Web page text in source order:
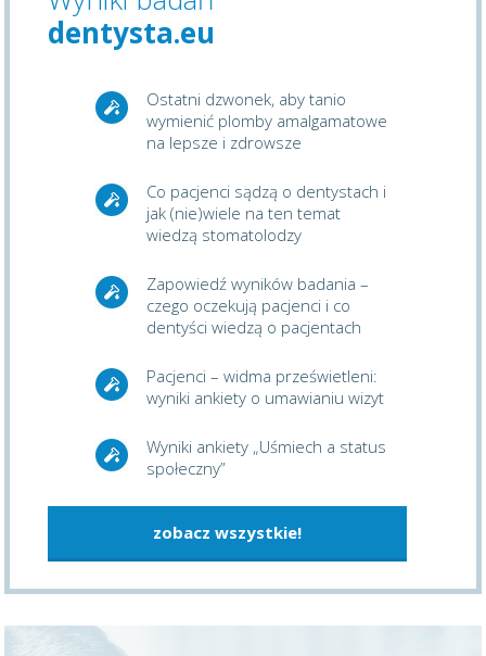
dentysta.eu
Ostatni dzwonek, aby tanio
wymienić plomby amalgamatowe
na lepsze i zdrowsze
Co pacjenci sądzą o dentystach i
jak (nie)wiele na ten temat
wiedzą stomatolodzy
Zapowiedź wyników badania –
czego oczekują pacjenci i co
dentyści wiedzą o pacjentach
Pacjenci – widma prześwietleni:
wyniki ankiety o umawianiu wizyt
Wyniki ankiety „Uśmiech a status
społeczny”
zobacz wszystkie!